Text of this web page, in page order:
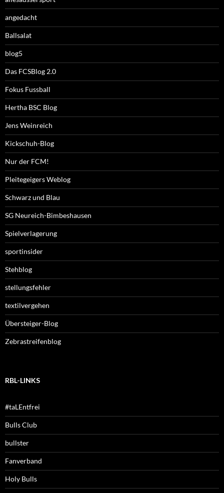
angedacht
Ballsalat
blog5
Das FCSBlog 2.0
Fokus Fussball
Hertha BSC Blog
Jens Weinreich
Kickschuh-Blog
Nur der FCM!
Pleitegeigers Weblog
Schwarz und Blau
SG Neureich-Bimbeshausen
Spielverlagerung
sportinsider
Stehblog
stellungsfehler
textilvergehen
Übersteiger-Blog
Zebrastreifenblog
RBL-LINKS
#taLEntfrei
Bulls Club
bullster
Fanverband
Holy Bulls